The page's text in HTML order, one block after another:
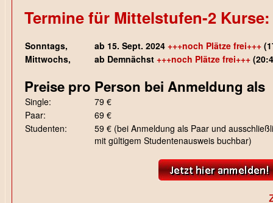
Termine für Mittelstufen-2 Kurse:
Sonntags, ab 15. Sept. 2024 +++noch Plätze frei+++
Mittwochs,
ab Demnächst +++noch Plätze frei+++
Preise pro Person bei Anmeldung als
Single:
79 €
Paar:
69 €
Studenten:
59 € (bei Anmeldung als Paar und
mit gültigem Studentenausweis buchbar)